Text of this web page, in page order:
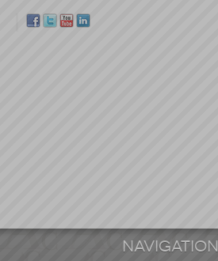
NAVIGATION